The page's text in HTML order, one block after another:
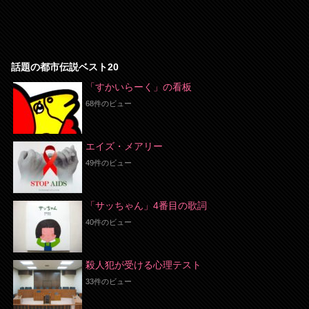
話題の都市伝説ベスト20
「すかいらーく」の看板
68件のビュー
エイズ・メアリー
49件のビュー
「サッちゃん」4番目の歌詞
40件のビュー
殺人犯が受ける心理テスト
33件のビュー